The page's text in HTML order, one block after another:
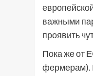
важными
проявить
Пока же от
фермерам).